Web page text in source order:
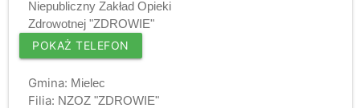
Niepubliczny Zakład Opieki
Zdrowotnej "ZDROWIE"
POKAŻ TELEFON
Gmina: Mielec
Filia: NZOZ "ZDROWIE"